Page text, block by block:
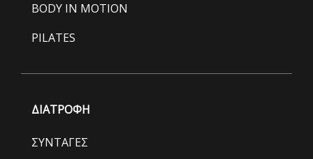
BODY IN MOTION
PILATES
ΔΙΑΤΡΟΦΗ
ΣΥΝΤΑΓΕΣ